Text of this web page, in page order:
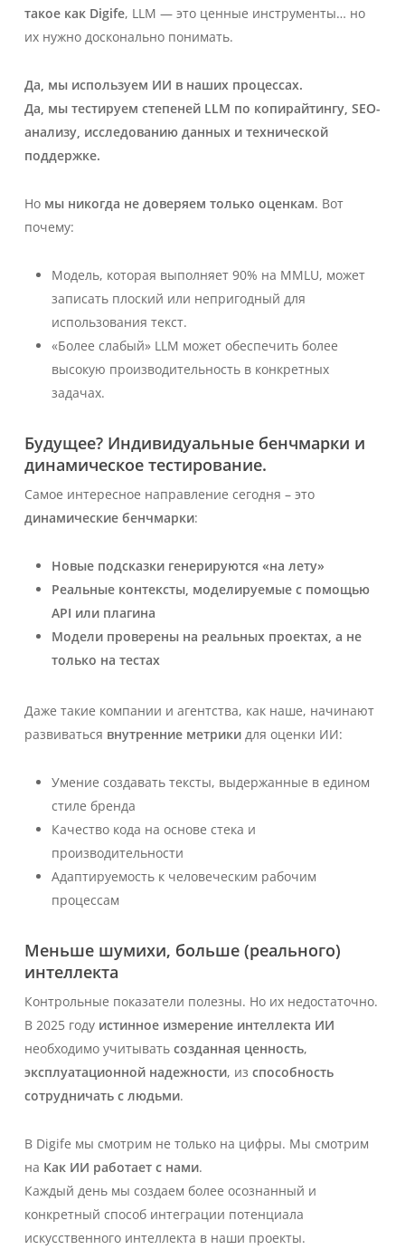
такое как Digife, LLM — это ценные инструменты… но
их нужно досконально понимать.
Да, мы используем ИИ в наших процессах.
Да, мы тестируем степеней LLM по копирайтингу, SEO-
анализу, исследованию данных и технической
поддержке.
Но мы никогда не доверяем только оценкам. Вот
почему:
Модель, которая выполняет 90% на MMLU, может
записать плоский или непригодный для
использования текст.
«Более слабый» LLM может обеспечить более
высокую производительность в конкретных
задачах.
Будущее? Индивидуальные бенчмарки и
динамическое тестирование.
Самое интересное направление сегодня – это
динамические бенчмарки:
Новые подсказки генерируются «на лету»
Реальные контексты, моделируемые с помощью
API или плагина
Модели проверены на реальных проектах, а не
только на тестах
Даже такие компании и агентства, как наше, начинают
развиваться внутренние метрикидля оценки ИИ:
Умение создавать тексты, выдержанные в едином
стиле бренда
Качество кода на основе стека и
производительности
Адаптируемость к человеческим рабочим
процессам
Меньше шумихи, больше (реального)
интеллекта
Контрольные показатели полезны. Но их недостаточно.
В 2025 году истинное измерение интеллекта ИИ
необходимо учитывать созданная ценность,
эксплуатационной надежности, из способность
сотрудничать с людьми.
В Digife мы смотрим не только на цифры. Мы смотрим
на Как ИИ работает с нами.
Каждый день мы создаем более осознанный и
конкретный способ интеграции потенциала
искусственного интеллекта в наши проекты.